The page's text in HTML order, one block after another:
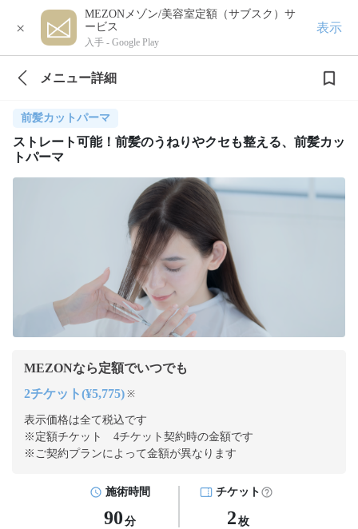
×
MEZONメゾン/美容室定額（サブスク）サ
ービス
入手 - Google Play
表示
メニュー詳細
前髪カットパーマ
ストレート可能！前髪のうねりやクセも整える、前髪カッ
トパーマ
MEZONなら定額でいつでも
2チケット(¥5,775) ※
表示価格は全て税込です
※定額チケット 4チケット契約時の金額です
※ご契約プランによって金額が異なります
施術時間
90 分
チケット
2 枚